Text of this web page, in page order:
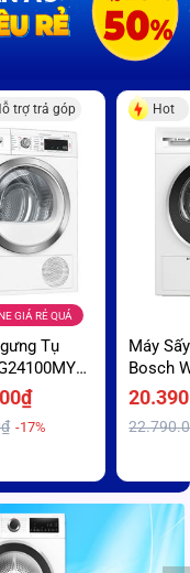
trợ trả góp
GIÁ RẺ QUÁ
Tụ
Giá Sập
-17%
Hot
Máy
Bosch
Động